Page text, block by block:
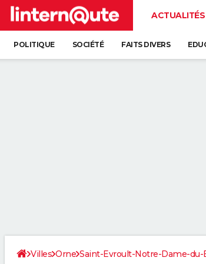
ACTUALITÉS
POLITIQUE SOCIÉTÉ FAITS DIVERS
Villes Orne Saint-Evroult-Notre-Dame-du-